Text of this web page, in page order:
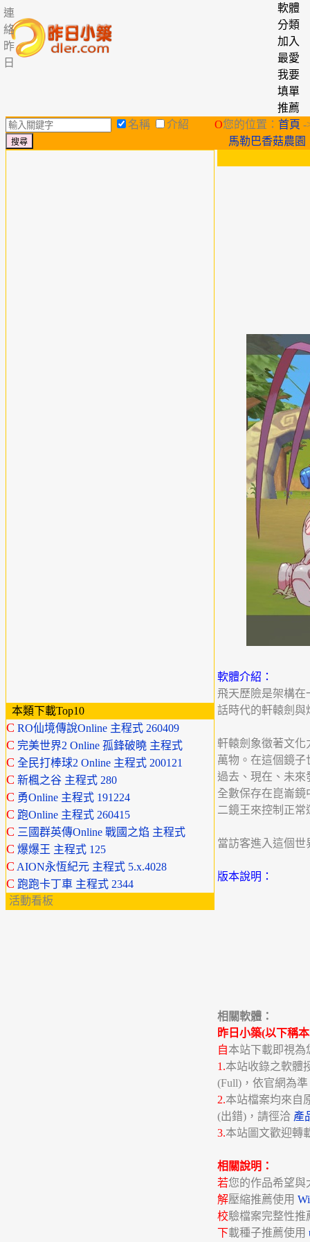
連
絡
昨
日
軟體
分類
加入
最愛
我要
填單
推薦
名稱
介紹 O您的位置： 首頁 -
馬勒巴香菇農園
本類下載Top10
C RO仙境傳說Online 主程式 260409
C 完美世界2 Online 孤鋒破曉 主程式
C 全民打棒球2 Online 主程式 200121
C 新楓之谷 主程式 280
C 勇Online 主程式 191224
C 跑Online 主程式 260415
C 三國群英傳Online 戰國之焰 主程式
C 爆爆王 主程式 125
C AION永恆紀元 主程式 5.x.4028
C 跑跑卡丁車 主程式 2344
活動看板
軟體介紹：
飛天歷險是架構在
話時代的軒轅劍與
軒轅劍象徵著文化
萬物。在這個鏡
過去、現在、未來
全數保存在崑崙
二鏡王來控制正常
當訪客進入這個
版本說明：
相關軟體：
昨日小築(以下稱
自本站下載即視為
1.本站收錄之軟體
(Full)，依官網為
2.本站檔案均來自
(出錯)，請徑洽 產
3.本站圖文歡迎轉
相關說明：
若您的作品希望
解壓縮推薦使用
校驗檔案完整性
下載種子推薦使用